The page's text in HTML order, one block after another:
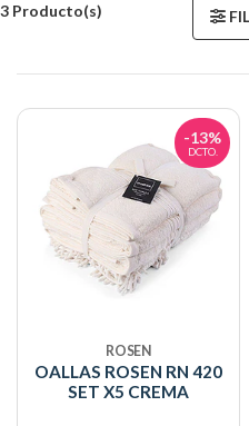
3 Producto(s)
-13%
DCTO.
ROSEN
OALLAS ROSEN RN 420
SET X5 CREMA